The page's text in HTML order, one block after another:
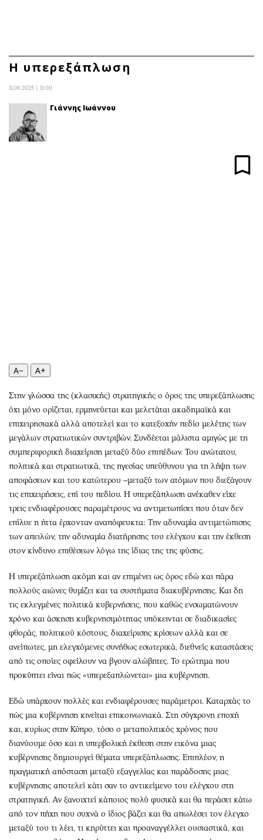
ΚΑΤΗΓΟΡΙΕΣ
Κύπρος
Παιδεία
Οικονομία
Real Estate
Επιχειρήσεις
Αγορές
Money Review
AstroBank Properties
Trends
Ενέργεια
Ναυτιλία
Ελλάδα
Παράξενα
Πολιτισμός
Σινεμά
Θέατρο-Χορός
Μουσική
Εικαστικά
Χειρόγραφα
Οικονομία
Γενικά
Αναδρομές
Πρόσωπα
Περιβάλλον
Good Life
Γυναίκα
Showbiz
Συνταγές
Media
Εκπομπές
Wine routes
Podcasts
Uncut
Προσφορές
Προσωπικότητες στην ''Κ''
Επιστολές
Η υπερεξάπλωση
11.08.2025 | 11:00
Γιάννης Ιωάννου
A− A+
Στην γλώσσα της (κλασικής) στρατηγικής ο όρος της υπερεξάπλωσης
όχι μόνο ορίζεται, ερμηνεύεται και μελετάται ακαδημαϊκά και
επιχειρησιακά αλλά αποτελεί και το κατεξοχήν πεδίο μελέτης των
μεγάλων στρατιωτικών συντριβών. Συνδέεται μάλιστα αμιγώς με τη
συμπεριφορική διαχείριση μεταξύ δύο επιπέδων. Του ανώτατου,
πολιτικά και στρατιωτικά, της ηγεσίας υπεύθυνου για τη λήψη των
αποφάσεων και του κατώτερου –μεταξύ των ατόμων που διεξάγουν
τις επιχειρήσεις, επί του πεδίου. Η υπερεξάπλωση ανέκαθεν είχε
τρεις ενδιαφέρουσες παραμέτρους να αντιμετωπίσει που όταν δεν
επίλυε η ήττα έρχονταν αναπόφευκτα: Την αδυναμία αντιμετώπισης
των απειλών, την αδυναμία διατήρησης του ελέγχου και την έκθεση
στον κίνδυνο επιθέσεων λόγω της ίδιας της της φύσης.
Η υπερεξάπλωση ακόμη και αν επιμένει ως όρος εδώ και πάρα
πολλούς αιώνες θυμίζει και τα συστήματα διακυβέρνησης. Και δη
τις εκλεγμένες πολιτικά κυβερνήσεις, που καθώς ενσωματώνουν
χρόνο και άσκηση κυβερνησιμότητας υπόκεινται σε διαδικασίες
φθοράς, πολιτικού κόστους, διαχείρισης κρίσεων αλλά και σε
ανείπωτες, μη ελεγχόμενες συνήθως εσωτερικά, διεθνείς καταστάσεις
από τις οποίες οφείλουν να βγουν αλώβητες. Το ερώτημα που
προκύπτει είναι πώς «υπερεξαπλώνεται» μια κυβέρνηση.
Εδώ υπάρχουν πολλές και ενδιαφέρουσες παράμετροι. Καταρχάς το
πώς μια κυβέρνηση κινείται επικοινωνιακά. Στη σύγχρονη εποχή
και, κυρίως στην Κύπρο, τόσο ο μεταπολιτικός χρόνος που
διανύουμε όσο και η υπερβολική έκθεση στην εικόνα μιας
κυβέρνησης δημιουργεί θέματα υπερεξάπλωσης. Επιπλέον, η
πραγματική απόσταση μεταξύ εξαγγελίας και παράδοσης μιας
κυβέρνησης αποτελεί κάτι σαν το αντικείμενο του ελέγχου στη
στρατηγική. Αν ξανοιχτεί κάποιος πολύ φυσικά και θα περάσει κάτω
από τον πήχη που συχνά ο ίδιος βάζει και θα απωλέσει τον έλεγχο
μεταξύ του τι λέει, τι κηρύττει και προαναγγέλλει ουσιαστικά, και